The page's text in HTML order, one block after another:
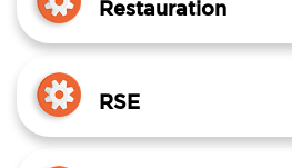
Restauration
RSE